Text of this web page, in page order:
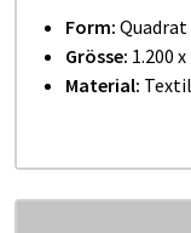
Form: Quadrat
Grösse: 1.200
Material: